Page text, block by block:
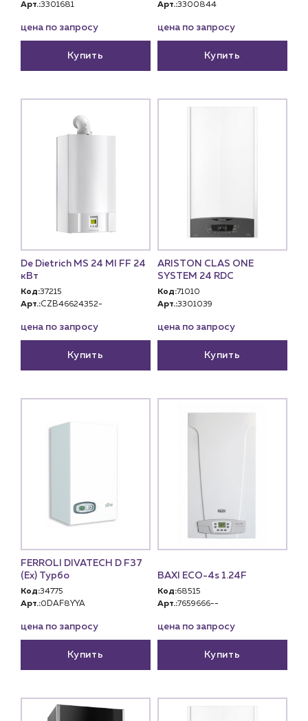
Арт.:3301681
цена по запросу
Купить
Арт.:3300844
цена по запросу
Купить
De Dietrich MS 24 MI FF 24
кВт
Код:37215
Арт.:CZB46624352-
цена по запросу
Купить
ARISTON CLAS ONE
SYSTEM 24 RDC
Код:71010
Арт.:3301039
цена по запросу
Купить
FERROLI DIVATECH D F37
(Ex) Турбо
Код:34775
Арт.:0DAF8YYA
цена по запросу
Купить
BAXI ECO-4s 1.24F
Код:68515
Арт.:7659666--
цена по запросу
Купить